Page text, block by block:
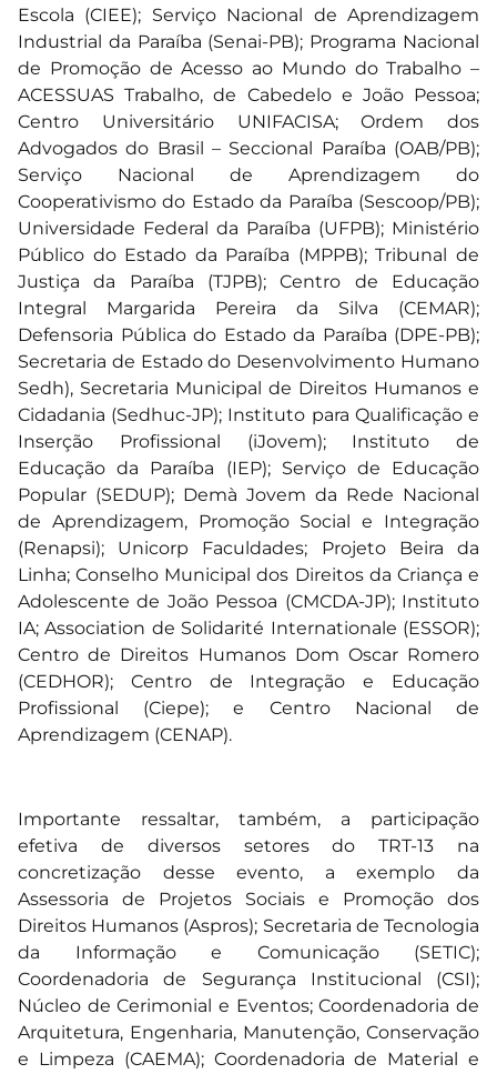
Escola (CIEE); Serviço Nacional de Aprendizagem
Industrial da Paraíba (Senai-PB); Programa Nacional
de Promoção de Acesso ao Mundo do Trabalho –
ACESSUAS Trabalho, de Cabedelo e João Pessoa;
Centro Universitário UNIFACISA; Ordem dos
Advogados do Brasil – Seccional Paraíba (OAB/PB);
Serviço Nacional de Aprendizagem do
Cooperativismo do Estado da Paraíba (Sescoop/PB);
Universidade Federal da Paraíba (UFPB); Ministério
Público do Estado da Paraíba (MPPB); Tribunal de
Justiça da Paraíba (TJPB); Centro de Educação
Integral Margarida Pereira da Silva (CEMAR);
Defensoria Pública do Estado da Paraíba (DPE-PB);
Secretaria de Estado do Desenvolvimento Humano
Sedh), Secretaria Municipal de Direitos Humanos e
Cidadania (Sedhuc-JP); Instituto para Qualificação e
Inserção Profissional (iJovem); Instituto de
Educação da Paraíba (IEP); Serviço de Educação
Popular (SEDUP); Demà Jovem da Rede Nacional
de Aprendizagem, Promoção Social e Integração
(Renapsi); Unicorp Faculdades; Projeto Beira da
Linha; Conselho Municipal dos Direitos da Criança e
Adolescente de João Pessoa (CMCDA-JP); Instituto
IA; Association de Solidarité Internationale (ESSOR);
Centro de Direitos Humanos Dom Oscar Romero
(CEDHOR); Centro de Integração e Educação
Profissional (Ciepe); e Centro Nacional de
Aprendizagem (CENAP).
Importante ressaltar, também, a participação
efetiva de diversos setores do TRT-13 na
concretização desse evento, a exemplo da
Assessoria de Projetos Sociais e Promoção dos
Direitos Humanos (Aspros); Secretaria de Tecnologia
da Informação e Comunicação (SETIC);
Coordenadoria de Segurança Institucional (CSI);
Núcleo de Cerimonial e Eventos; Coordenadoria de
Arquitetura, Engenharia, Manutenção, Conservação
e Limpeza (CAEMA); Coordenadoria de Material e